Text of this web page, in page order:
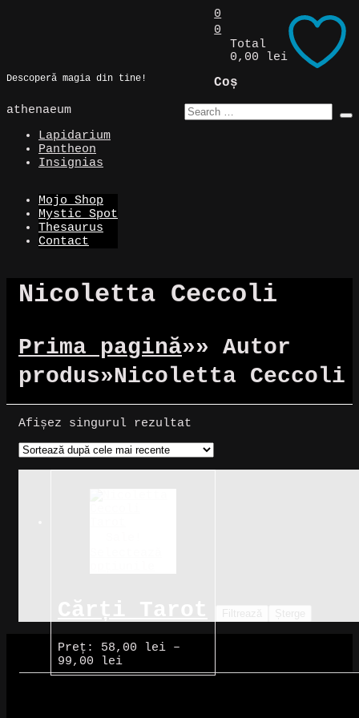
Descoperă magia din tine!
0
0
Total
0,00 lei
Coș
athenaeum
Lapidarium
Pantheon
Insignias
Mojo Shop
Mystic Spot
Thesaurus
Contact
Nicoletta Ceccoli
Prima pagină»» Autor
produs»Nicoletta Ceccoli
Afișez singurul rezultat
» Nicoletta
Ceccoli
Preț: 58,00 lei –
99,00
leiInterval
de